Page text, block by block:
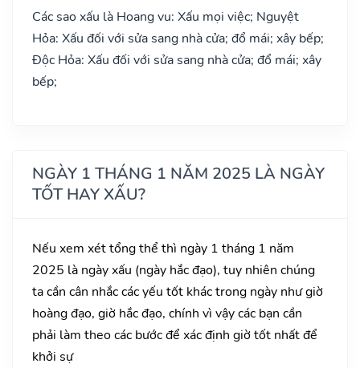
Các sao xấu là Hoang vu: Xấu mọi việc; Nguyệt
Hỏa: Xấu đối với sửa sang nhà cửa; đổ mái; xây bếp;
Độc Hỏa: Xấu đối với sửa sang nhà cửa; đổ mái; xây
bếp;
NGÀY 1 THÁNG 1 NĂM 2025 LÀ NGÀY
TỐT HAY XẤU?
Nếu xem xét tổng thể thì ngày 1 tháng 1 năm
2025 là ngày xấu (ngày hắc đạo), tuy nhiên chúng
ta cần cân nhắc các yếu tốt khác trong ngày như giờ
hoàng đạo, giờ hắc đạo, chính vì vậy các bạn cần
phải làm theo các bước để xác định giờ tốt nhất để
khởi sự